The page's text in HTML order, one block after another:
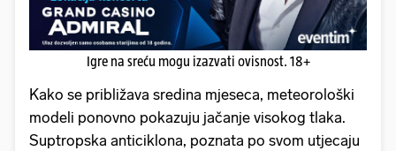
Igre na sreću mogu izazvati ovisnost. 18+
Kako se približava sredina mjeseca, meteorološki
modeli ponovno pokazuju jačanje visokog tlaka.
Suptropska anticiklona, poznata po svom utjecaju